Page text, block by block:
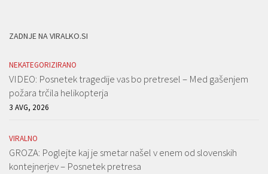
ZADNJE NA VIRALKO.SI
NEKATEGORIZIRANO
VIDEO: Posnetek tragedije vas bo pretresel – Med gašenjem
požara trčila helikopterja
3 AVG, 2026
VIRALNO
GROZA: Poglejte kaj je smetar našel v enem od slovenskih
kontejnerjev – Posnetek pretresa